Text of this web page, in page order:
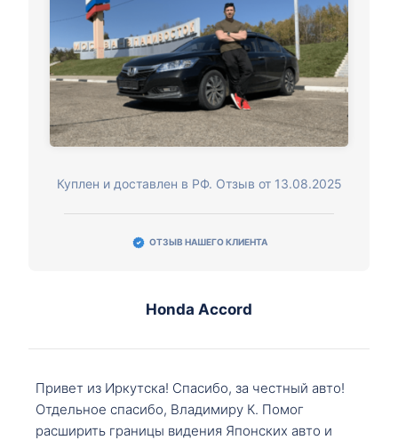
Куплен и доставлен в РФ. Отзыв от 13.08.2025
ОТЗЫВ НАШЕГО КЛИЕНТА
Honda Accord
Привет из Иркутска! Спасибо, за честный авто!
Отдельное спасибо, Владимиру К. Помог
расширить границы видения Японских авто и